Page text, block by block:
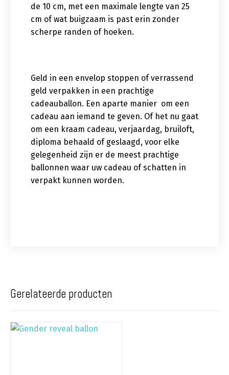
de 10 cm, met een maximale lengte van 25
cm of wat buigzaam is past erin zonder
scherpe randen of hoeken.
Geld in een envelop stoppen of verrassend
geld verpakken in een prachtige
cadeauballon. Een aparte manier om een
cadeau aan iemand te geven. Of het nu gaat
om een kraam cadeau, verjaardag, bruiloft,
diploma behaald of geslaagd, voor elke
gelegenheid zijn er de meest prachtige
ballonnen waar uw cadeau of schatten in
verpakt kunnen worden.
Gerelateerde producten